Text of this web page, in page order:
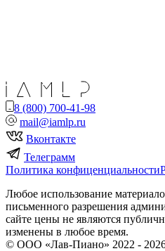
8 (800) 700-41-98
mail@iamlp.ru
Вконтакте
Телеграмм
Политика конфиценциальности
Любое использование
письменного разрешения
сайте цены не являются
изменены в любое время.
© ООО «Лав-Пиано» 2022 -